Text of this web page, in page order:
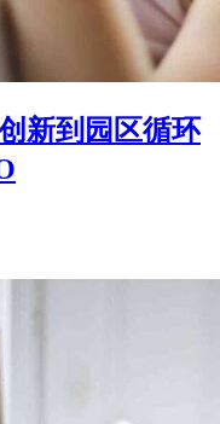
新到园区循环